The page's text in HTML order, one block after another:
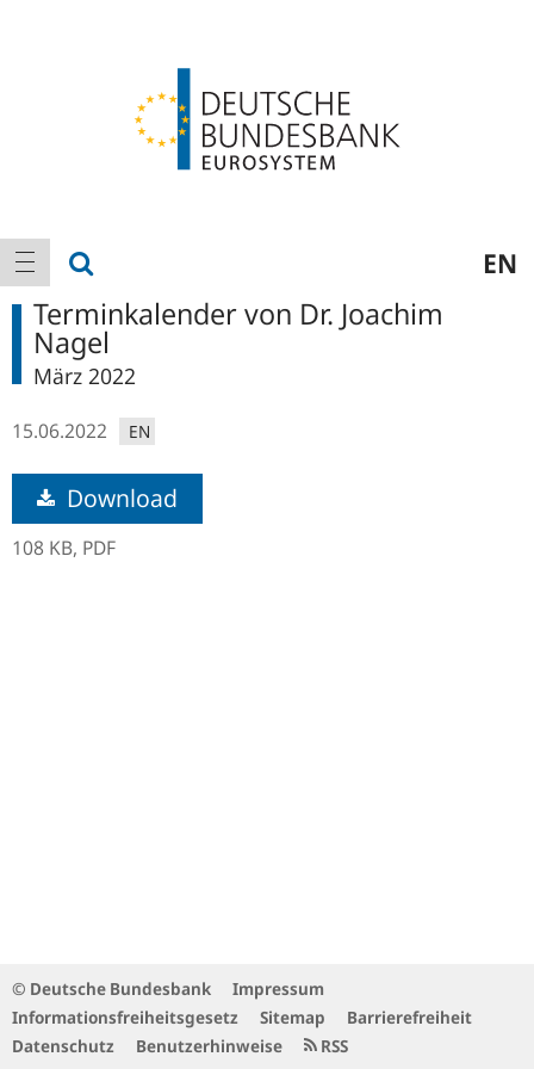
Hauptnavigation
Navigation anzeigen EN
Terminkalender von Dr. Joachim
Nagel
März 2022
15.06.2022 EN
Download
108 KB, PDF
© Deutsche Bundesbank
Impressum
Informationsfreiheitsgesetz
Sitemap
Barrierefreiheit
Datenschutz
Benutzerhinweise RSS